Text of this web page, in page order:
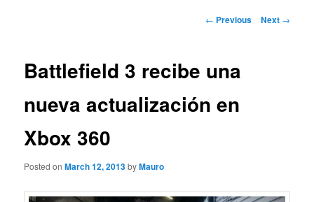
Post
← Previous Next →
Battlefield 3 recibe una
nueva actualización en
Xbox 360
Posted onMarch 12, 2013byMauro